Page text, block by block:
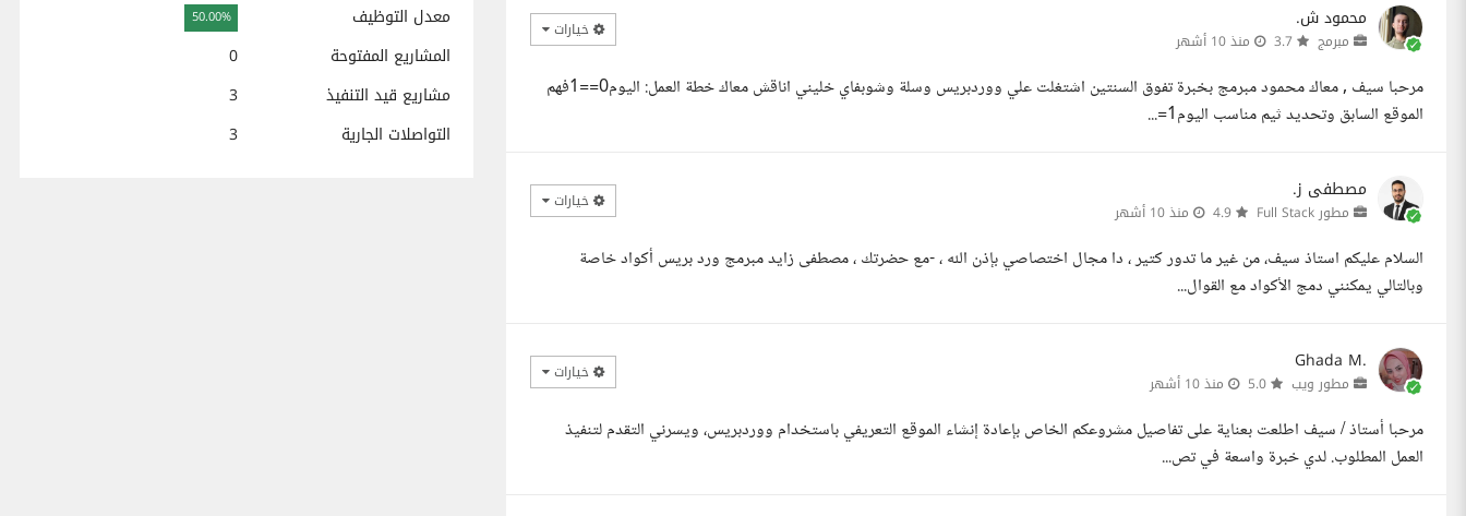
معدل التوظيف
50.00%
المشاريع المفتوحة
0
مشاريع قيد التنفيذ
3
التواصلات الجارية
3
محمود ش.
مبرمج منذ 10 أشهر خيارات
مرحبا سيف , معاك محمود مبرمج بخبرة تفوق السنتين اشتغلت علي ووردبريس وسلة وشوبفاي خليني اناقش معاك خطة العمل: اليوم0==1فهم
الموقع السابق وتحديد ثيم مناسب اليوم1=...
مصطفى ز.
مطور Full Stack منذ 10 أشهر خيارات
السلام عليكم استاذ سيف، من غير ما تدور كتير ، دا مجال اختصاصي بإذن الله ، -مع حضرتك ، مصطفى زايد مبرمج ورد بريس أكواد خاصة
وبالتالي يمكنني دمج الأكواد مع القوال...
Ghada M.
مطور ويب منذ 10 أشهر خيارات
مرحبا أستاذ / سيف اطلعت بعناية على تفاصيل مشروعكم الخاص بإعادة إنشاء الموقع التعريفي باستخدام ووردبريس، ويسرني التقدم لتنفيذ
العمل المطلوب. لدي خبرة واسعة في تص...